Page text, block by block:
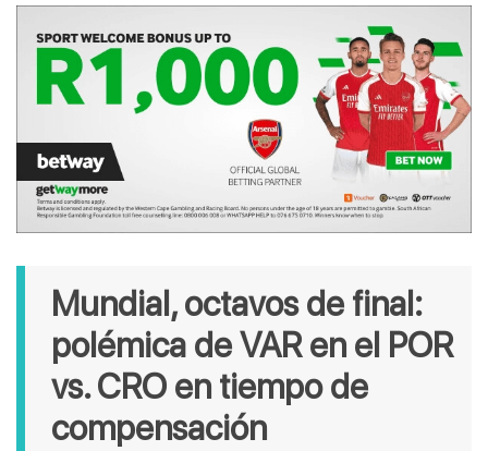
Mundial, octavos de final:
polémica de VAR en el POR
vs. CRO en tiempo de
compensación